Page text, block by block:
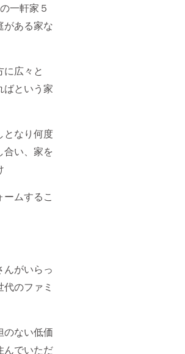
一軒家５
がある家な
に広々と
ばという家
となり何度
合い、家を
ムするこ
んがいらっ
のファミ
のない低価
んでいただ